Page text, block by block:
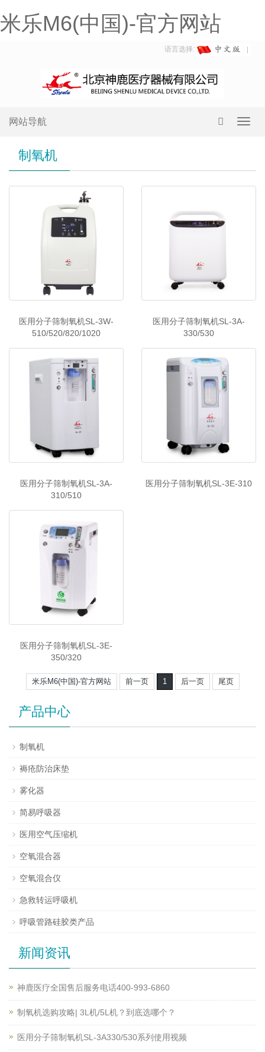
米乐M6(中国)-官方网站
语言选择:
网站导航
制氧机
医用分子筛制氧机SL-3W-
510/520/820/1020
医用分子筛制氧机SL-3A-
330/530
医用分子筛制氧机SL-3A-
310/510
医用分子筛制氧机SL-3E-310
医用分子筛制氧机SL-3E-
350/320
米乐M6(中国)-官方网站 前一页 1 后一页 尾页
产品中心
制氧机
褥疮防治床垫
雾化器
简易呼吸器
医用空气压缩机
空氧混合器
空氧混合仪
急救转运呼吸机
呼吸管路硅胶类产品
新闻资讯
神鹿医疗全国售后服务电话400-993-6860
制氧机选购攻略| 3L机/5L机？到底选哪个？
医用分子筛制氧机SL-3A330/530系列使用视频